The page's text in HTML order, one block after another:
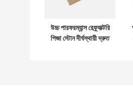
উচ্চ পারফরম্যান্স রেফ্র্যাক্টরি
পিজা স্টোন দীর্ঘস্থায়ী দ্রুত